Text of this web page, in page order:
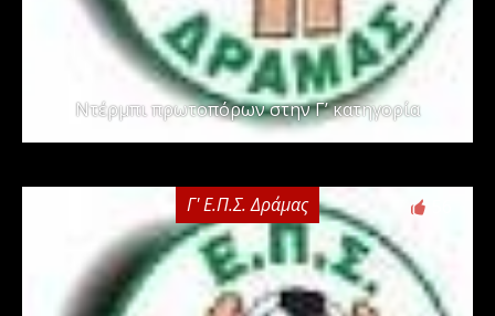
Ντέρμπι πρωτοπόρων στην Γ’ κατηγορία
Γ' Ε.Π.Σ. Δράμας